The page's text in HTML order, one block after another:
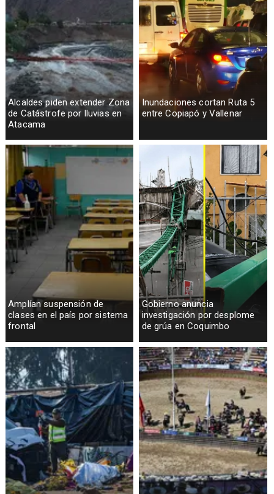
Alcaldes piden extender Zona
de Catástrofe por lluvias en
Atacama
Inundaciones cortan Ruta 5
entre Copiapó y Vallenar
Amplían suspensión de
clases en el país por sistema
frontal
Gobierno anuncia
investigación por desplome
de grúa en Coquimbo